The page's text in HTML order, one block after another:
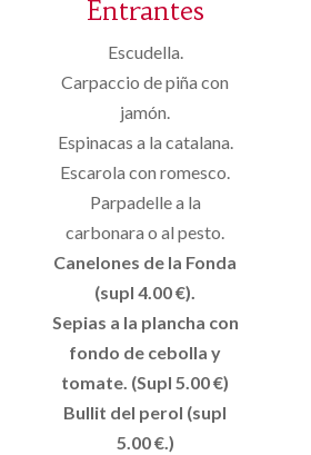
Entrantes
Escudella.
Carpaccio de piña con
jamón.
Espinacas a la catalana.
Escarola con romesco.
Parpadelle a la
carbonara o al pesto.
Canelones de la Fonda
(supl 4.00 €).
Sepias a la plancha con
fondo de cebolla y
tomate. (Supl 5.00 €)
Bullit del perol (supl
5.00 €.)